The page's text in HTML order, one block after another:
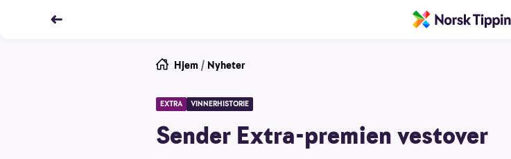
Hjem / Nyheter
EXTRA VINNERHISTORIE
Sender Extra-premien vestover